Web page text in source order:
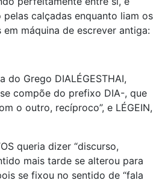
pelas calçadas enquanto liam os
máquina de escrever antiga:
do Grego DIALÉGESTHAI,
se compõe do prefixo DIA-, que
o outro, recíproco”, e LÉGEIN,
queria dizer “discurso,
mais tarde se alterou para
se fixou no sentido de “fala